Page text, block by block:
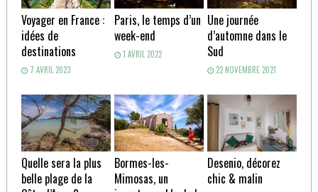
Voyager en France :
idées de
destinations
7 AVRIL 2023
Paris, le temps d’un
week-end
1 AVRIL 2022
Une journée
d’automne dans le
Sud
22 NOVEMBRE 2021
Quelle sera la plus
belle plage de la
Bormes-les-
Mimosas, un
Desenio, décorez
chic & malin